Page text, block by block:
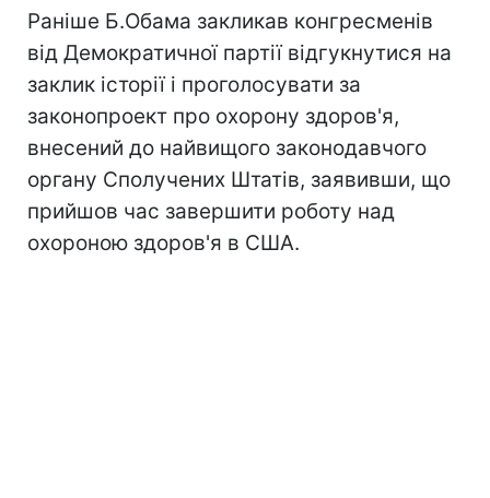
Раніше Б.Обама закликав конгресменів
від Демократичної партії відгукнутися на
заклик історії і проголосувати за
законопроект про охорону здоров'я,
внесений до найвищого законодавчого
органу Сполучених Штатів, заявивши, що
прийшов час завершити роботу над
охороною здоров'я в США.